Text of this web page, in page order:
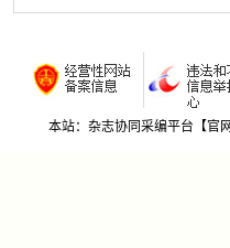
的，请来函告知，我平台将
于网络公开信息和社里所提
本站：杂志协同采编平台【官